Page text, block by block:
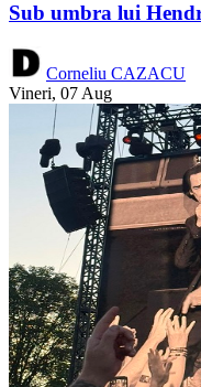
Sub umbra lui
Corneliu CAZACU
Vineri, 07 Aug